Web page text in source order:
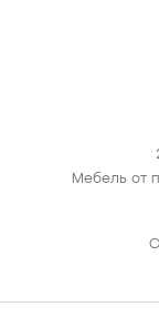
Мебель от